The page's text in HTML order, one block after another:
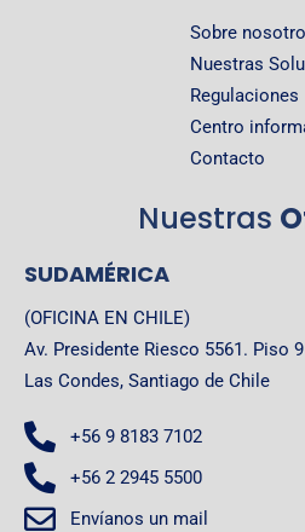
Sobre
Nuestras
Regulaciones
Centro
Contacto
Nuestras
SUDAMÉRICA
(OFICINA EN CHILE)
Av. Presidente Riesco 5561. Piso 9
Las Condes, Santiago de Chile
+56 9 8183 7102
+56 2 2945 5500
Envíanos un mail